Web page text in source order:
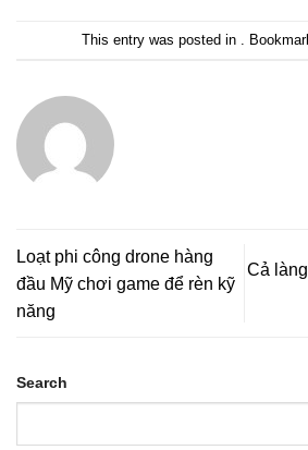
This entry was posted in .
Loạt phi công drone hàng
đầu Mỹ chơi game để rèn kỹ
năng
Cả
Search